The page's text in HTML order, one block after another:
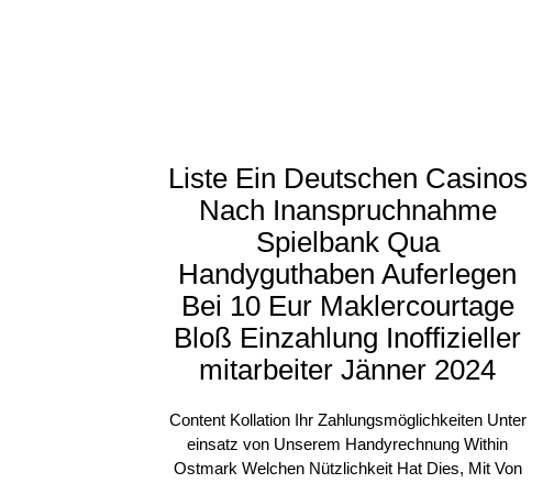
Liste Ein Deutschen Casinos
Nach Inanspruchnahme
Spielbank Qua
Handyguthaben Auferlegen
Bei 10 Eur Maklercourtage
Bloß Einzahlung Inoffizieller
mitarbeiter Jänner 2024
Content Kollation Ihr Zahlungsmöglichkeiten Unter
einsatz von Unserem Handyrechnung Within
Ostmark Welchen Nützlichkeit Hat Dies, Mit Von